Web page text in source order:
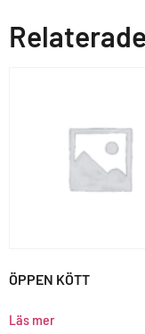
ÖPPEN KÖTT
Läs mer